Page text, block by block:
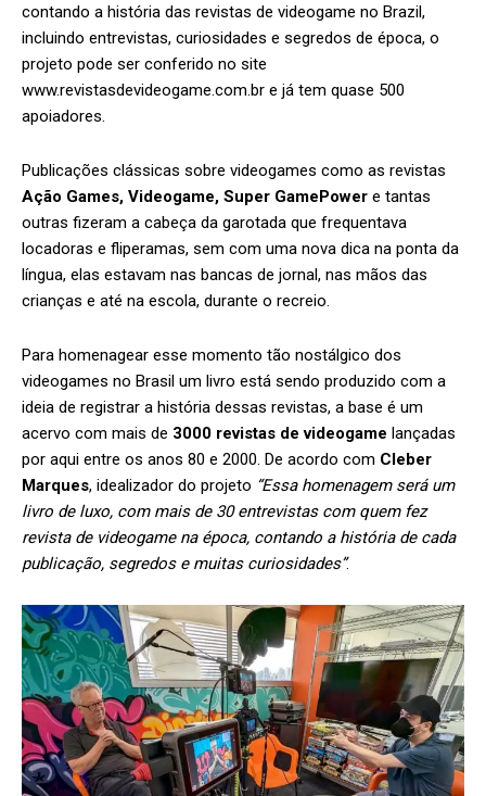
contando a história das revistas de videogame no Brazil,
incluindo entrevistas, curiosidades e segredos de época, o
projeto pode ser conferido no site
www.revistasdevideogame.com.br e já tem quase 500
apoiadores.
Publicações clássicas sobre videogames como as revistas
Ação Games, Videogame, Super GamePower e tantas
outras fizeram a cabeça da garotada que frequentava
locadoras e fliperamas, sem com uma nova dica na ponta da
língua, elas estavam nas bancas de jornal, nas mãos das
crianças e até na escola, durante o recreio.
Para homenagear esse momento tão nostálgico dos
videogames no Brasil um livro está sendo produzido com a
ideia de registrar a história dessas revistas, a base é um
acervo com mais de 3000 revistas de videogame lançadas
por aqui entre os anos 80 e 2000. De acordo com Cleber
Marques, idealizador do projeto “Essa homenagem será um
livro de luxo, com mais de 30 entrevistas com quem fez
revista de videogame na época, contando a história de cada
publicação, segredos e muitas curiosidades”.